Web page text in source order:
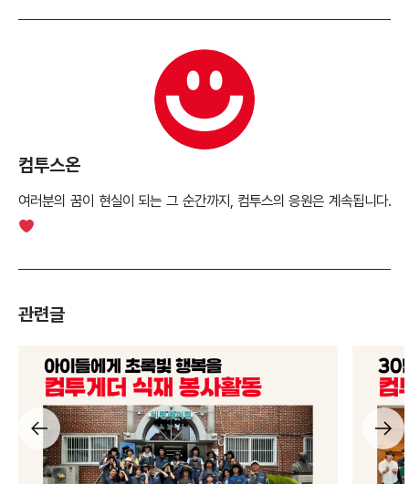
컴투스온
여러분의 꿈이 현실이 되는 그 순간까지, 컴투스의 응원은 계속됩니다.
관련글